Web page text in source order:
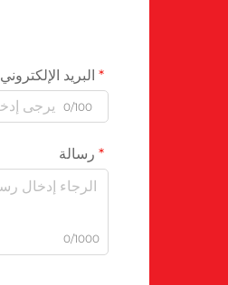
البريد الإلكتروني
0/100
رسالة
0/1000